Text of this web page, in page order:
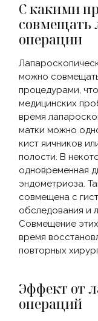
С какими
совмещать
операции
можно
процедурами,
медицинских
время
матки можно
кист яичников
полости. В
одновременная
эндометриоза.
совмещена с
обследования и
Совмещение
время
повторных
Эффект от
операций